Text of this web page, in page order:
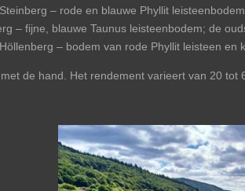
– rode en blauwe Phyllit
– fijne, blauwe Taunus leisteenbodem; de
– bodem van rode Phyllit leisteen en
de hand. Het rendement varieert van 20 tot